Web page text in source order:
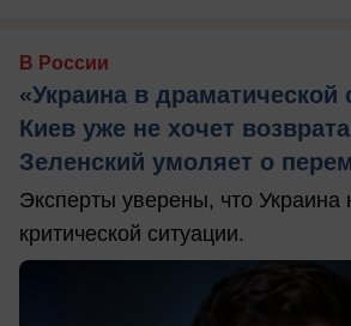
В России
«Украина в драматической
Киев уже не хочет
Зеленский умоляет о
Эксперты уверены, что Украина
критической ситуации.